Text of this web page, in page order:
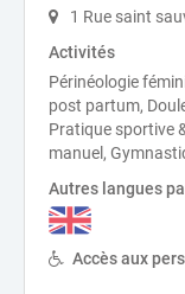
1 Rue saint
Activités
Périnéologie
post partum,
Pratique sportive
manuel,
Autres langues
Accès aux